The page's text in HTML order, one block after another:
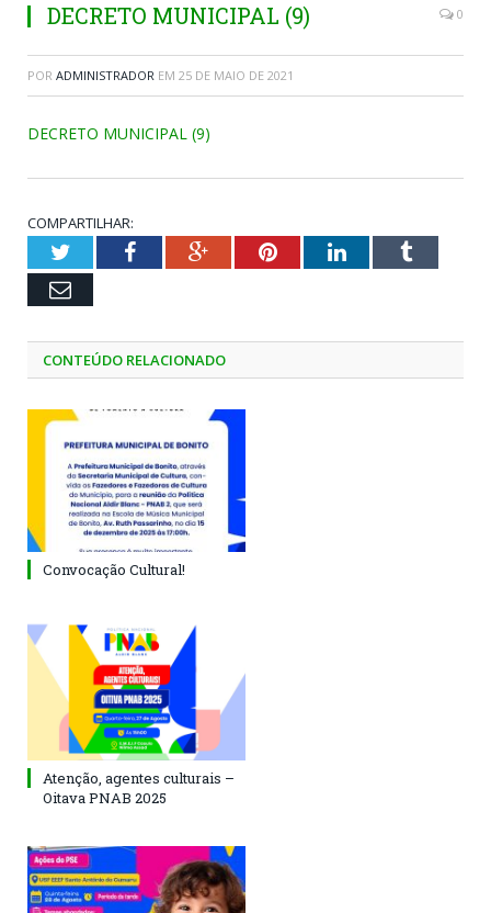
DECRETO MUNICIPAL (9) 0
POR ADMINISTRADOR EM 25 DE MAIO DE 2021
DECRETO MUNICIPAL (9)
COMPARTILHAR:
TwitterFacebookGoogle+PinterestLinkedInTumblr
Email
CONTEÚDO RELACIONADO
Convocação Cultural!
Atenção, agentes culturais –
Oitava PNAB 2025